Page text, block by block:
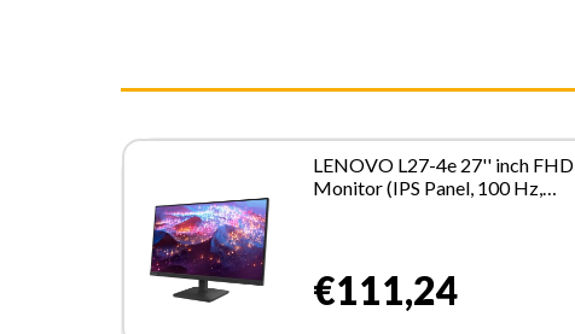
LENOVO L27-4e 27'' inch FHD
Monitor (IPS Panel, 100 Hz,
€111,24